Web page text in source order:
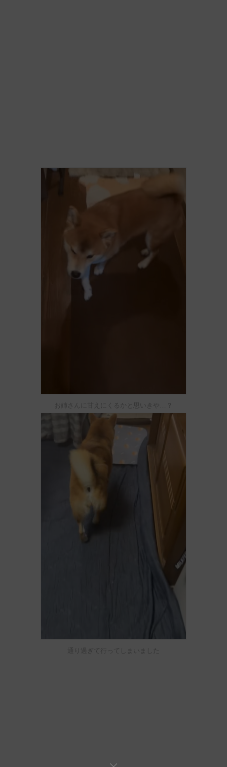
お姉さんに甘えにくるかと思いきや…？
通り過ぎて行ってしまいました